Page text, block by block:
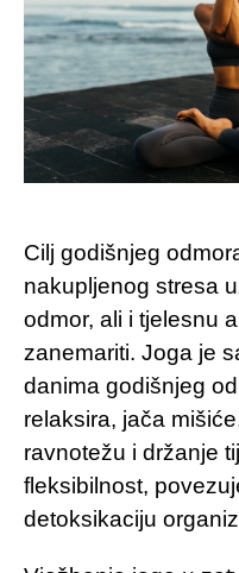
Cilj godišnjeg
nakupljenog stresa
odmor, ali i tjelesnu
zanemariti. Joga je
danima godišnjeg
relaksira, jača
ravnotežu i držanje
fleksibilnost,
detoksikaciju